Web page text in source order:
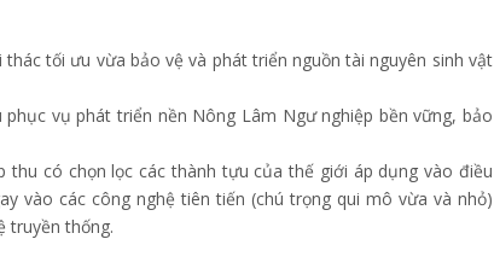
tối ưu vừa bảo vệ và phát triển nguồn tài nguyên sinh vật
vụ phát triển nền Nông Lâm Ngư nghiệp bền vững, bảo
thu có chọn lọc các thành tựu của thế giới áp dụng vào điều
vào các công nghệ tiên tiến (chú trọng qui mô vừa và nhỏ)
truyền thống.